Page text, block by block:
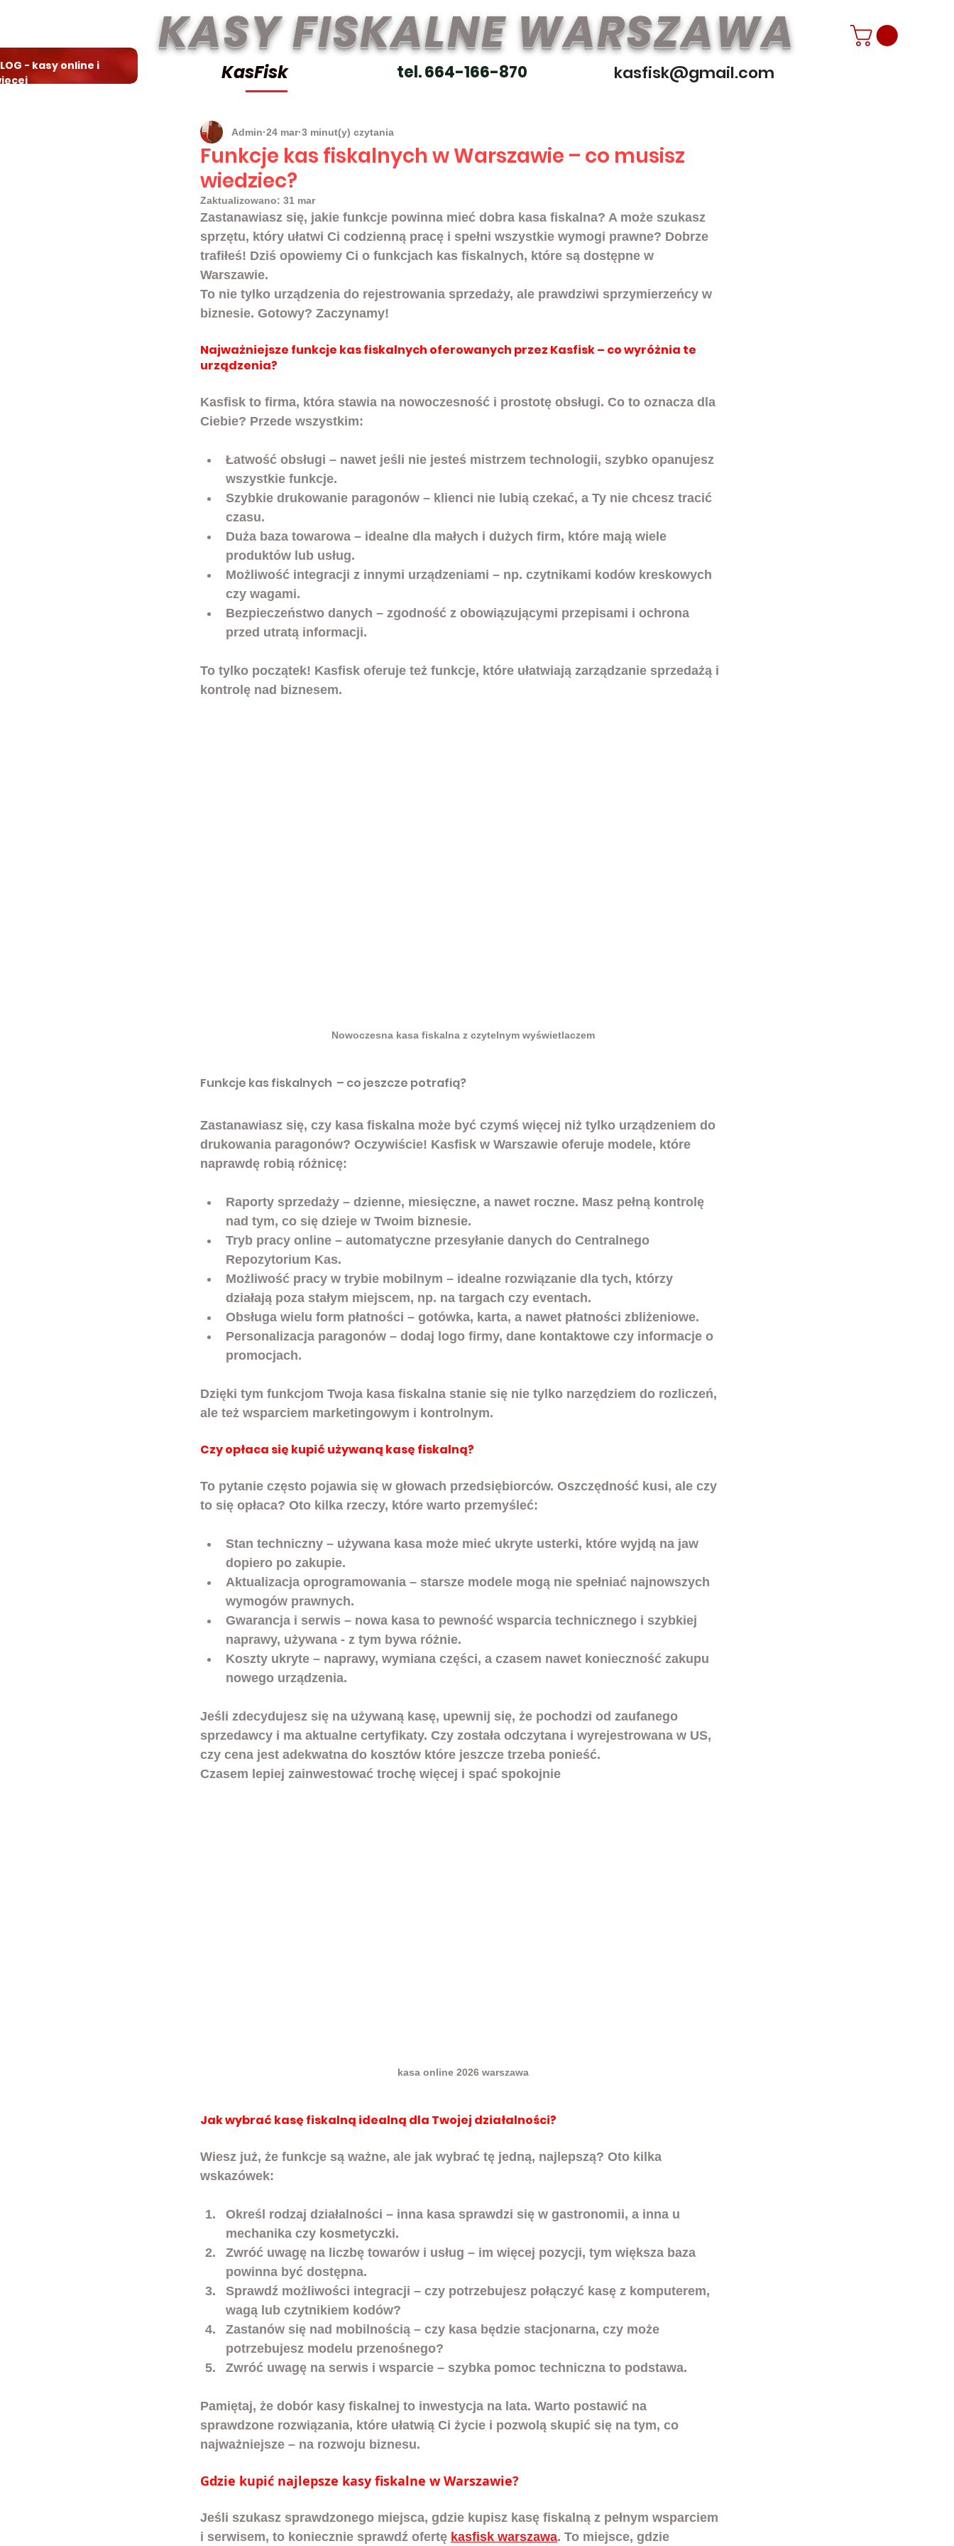
- kasy online i
KASY FISKALNE WARSZAWA
KasFisk tel. 664-166-870 kasfisk@gmail.com
Funkcje kas fiskalnych w Warszawie – co musisz
wiedziec?
Admin 24 mar 3 minut(y) czytania
Zaktualizowano: 31 mar
Zastanawiasz się, jakie funkcje powinna mieć dobra kasa fiskalna? A może szukasz
sprzętu, który ułatwi Ci codzienną pracę i spełni wszystkie wymogi prawne? Dobrze
trafiłeś! Dziś opowiemy Ci o funkcjach kas fiskalnych, które są dostępne w
Warszawie.
To nie tylko urządzenia do rejestrowania sprzedaży, ale prawdziwi sprzymierzeńcy w
biznesie. Gotowy? Zaczynamy!
Najważniejsze funkcje kas fiskalnych oferowanych przez Kasfisk – co wyróżnia te
urządzenia?
Kasfisk to firma, która stawia na nowoczesność i prostotę obsługi. Co to oznacza dla
Ciebie? Przede wszystkim:
Łatwość obsługi – nawet jeśli nie jesteś mistrzem technologii, szybko opanujesz
wszystkie funkcje.
Szybkie drukowanie paragonów – klienci nie lubią czekać, a Ty nie chcesz tracić
czasu.
Duża baza towarowa – idealne dla małych i dużych firm, które mają wiele
produktów lub usług.
Możliwość integracji z innymi urządzeniami – np. czytnikami kodów kreskowych
czy wagami.
Bezpieczeństwo danych – zgodność z obowiązującymi przepisami i ochrona
przed utratą informacji.
To tylko początek! Kasfisk oferuje też funkcje, które ułatwiają zarządzanie sprzedażą i
kontrolę nad biznesem.
Nowoczesna kasa fiskalna z czytelnym wyświetlaczem
Funkcje kas fiskalnych  – co jeszcze potrafią?
Zastanawiasz się, czy kasa fiskalna może być czymś więcej niż tylko urządzeniem do
drukowania paragonów? Oczywiście! Kasfisk w Warszawie oferuje modele, które
naprawdę robią różnicę:
Raporty sprzedaży – dzienne, miesięczne, a nawet roczne. Masz pełną kontrolę
nad tym, co się dzieje w Twoim biznesie.
Tryb pracy online – automatyczne przesyłanie danych do Centralnego
Repozytorium Kas.
Możliwość pracy w trybie mobilnym – idealne rozwiązanie dla tych, którzy
działają poza stałym miejscem, np. na targach czy eventach.
Obsługa wielu form płatności – gotówka, karta, a nawet płatności zbliżeniowe.
Personalizacja paragonów – dodaj logo firmy, dane kontaktowe czy informacje o
promocjach.
Dzięki tym funkcjom Twoja kasa fiskalna stanie się nie tylko narzędziem do rozliczeń,
ale też wsparciem marketingowym i kontrolnym.
Czy opłaca się kupić używaną kasę fiskalną?
To pytanie często pojawia się w głowach przedsiębiorców. Oszczędność kusi, ale czy
to się opłaca? Oto kilka rzeczy, które warto przemyśleć:
Stan techniczny – używana kasa może mieć ukryte usterki, które wyjdą na jaw
dopiero po zakupie.
Aktualizacja oprogramowania – starsze modele mogą nie spełniać najnowszych
wymogów prawnych.
Gwarancja i serwis – nowa kasa to pewność wsparcia technicznego i szybkiej
naprawy, używana - z tym bywa różnie.
Koszty ukryte – naprawy, wymiana części, a czasem nawet konieczność zakupu
nowego urządzenia.
Jeśli zdecydujesz się na używaną kasę, upewnij się, że pochodzi od zaufanego
sprzedawcy i ma aktualne certyfikaty. Czy została odczytana i wyrejestrowana w US,
czy cena jest adekwatna do kosztów które jeszcze trzeba ponieść.
Czasem lepiej zainwestować trochę więcej i spać spokojnie
kasa online 2026 warszawa
Jak wybrać kasę fiskalną idealną dla Twojej działalności?
Wiesz już, że funkcje są ważne, ale jak wybrać tę jedną, najlepszą? Oto kilka
wskazówek:
Określ rodzaj działalności – inna kasa sprawdzi się w gastronomii, a inna u
mechanika czy kosmetyczki.
Zwróć uwagę na liczbę towarów i usług – im więcej pozycji, tym większa baza
powinna być dostępna.
Sprawdź możliwości integracji – czy potrzebujesz połączyć kasę z komputerem,
wagą lub czytnikiem kodów?
Zastanów się nad mobilnością – czy kasa będzie stacjonarna, czy może
potrzebujesz modelu przenośnego?
Zwróć uwagę na serwis i wsparcie – szybka pomoc techniczna to podstawa.
Pamiętaj, że dobór kasy fiskalnej to inwestycja na lata. Warto postawić na
sprawdzone rozwiązania, które ułatwią Ci życie i pozwolą skupić się na tym, co
najważniejsze – na rozwoju biznesu.
Gdzie kupić najlepsze kasy fiskalne w Warszawie?
Jeśli szukasz sprawdzonego miejsca, gdzie kupisz kasę fiskalną z pełnym wsparciem
i serwisem, to koniecznie sprawdź ofertę kasfisk warszawa. To miejsce, gdzie